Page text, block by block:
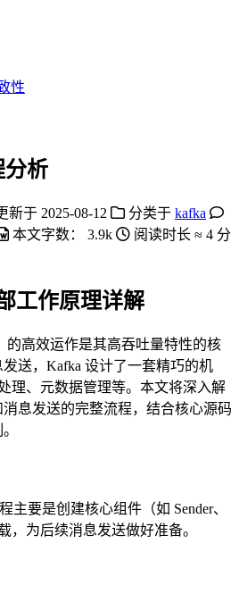
性
分析
新于 2025-08-12 分类于 kafka
本文字数： 3.9k 阅读时长 ≈ 4 分
工作原理详解
的高效运作是其高吞吐量特性的核
送，Kafka 设计了一套精巧的机
理、元数据管理等。本文将深入解
息发送的完整流程，结合核心源码
主要是创建核心组件（如 Sender、
，为后续消息发送做好准备。